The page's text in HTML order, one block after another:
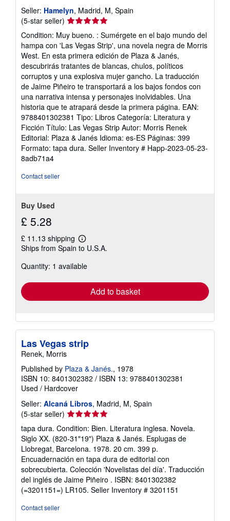
Seller: Hamelyn, Madrid, M, Spain
(5-star seller) Seller
rating
5
out
of
5
stars
Condition: Muy bueno. : Sumérgete en el bajo mundo del
hampa con 'Las Vegas Strip', una novela negra de Morris
West. En esta primera edición de Plaza & Janés,
descubrirás tratantes de blancas, chulos, políticos
corruptos y una explosiva mujer gancho. La traducción
de Jaime Piñeiro te transportará a los bajos fondos con
una narrativa intensa y personajes inolvidables. Una
historia que te atrapará desde la primera página. EAN:
9788401302381 Tipo: Libros Categoría: Literatura y
Ficción Título: Las Vegas Strip Autor: Morris Renek
Editorial: Plaza & Janés Idioma: es-ES Páginas: 399
Formato: tapa dura. Seller Inventory # Happ-2023-05-23-
8adb71a4
Contact seller
Buy Used
£ 5.28
£ 11.13 shipping
Learn
more
shipping
Ships from Spain to U.S.A.
Quantity: 1 available
Add to basket
Las Vegas strip
Renek, Morris
Published by Plaza & Janés., 1978
ISBN 10: 8401302382 / ISBN 13: 9788401302381
Used / Hardcover
Seller: Alcaná Libros, Madrid, M, Spain
(5-star seller) Seller
rating
5
out
of
5
stars
tapa dura. Condition: Bien. Literatura inglesa. Novela.
Siglo XX. (820-31"19") Plaza & Janés. Esplugas de
Llobregat, Barcelona. 1978. 20 cm. 399 p.
Encuadernación en tapa dura de editorial con
sobrecubierta. Colección 'Novelistas del día'. Traducción
del inglés de Jaime Piñeiro . ISBN: 8401302382
(=3201151=) LR105. Seller Inventory # 3201151
Contact seller